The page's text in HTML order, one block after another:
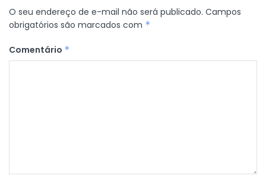
O seu endereço de e-mail não será publicado. Campos
obrigatórios são marcados com *
Comentário *